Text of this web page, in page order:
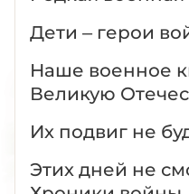
Дети – герои
Наше военное
Великую
Их подвиг не
Этих дней не